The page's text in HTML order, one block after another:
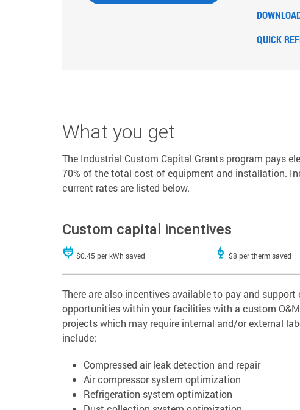
QUICK
What you get
The Industrial Custom Capital Grants program pays
70% of the total cost of equipment and installation.
current rates are listed below.
Custom capital incentives
$0.45 per kWh saved $8 per therm saved
There are also incentives available to pay and
opportunities within your facilities with a custom
projects which may require internal and/or external
include:
Compressed air leak detection and repair
Air compressor system optimization
Refrigeration system optimization